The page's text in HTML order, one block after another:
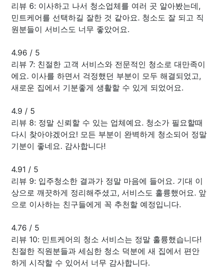
리뷰 6: 이사하고 나서 청소업체를 여러 곳 알아봤는데,
민트케어를 선택하길 잘한 것 같아요. 청소도 잘 되고 직
원분들이 서비스도 너무 좋았어요.
4.96 / 5
리뷰 7: 친절한 고객 서비스와 전문적인 청소로 대만족이
에요. 이사를 하면서 걱정했던 부분이 모두 해결되었고,
새로운 집에서 기분좋게 생활할 수 있게 되었어요.
4.9 / 5
리뷰 8: 정말 신뢰할 수 있는 업체예요. 청소가 필요할때
다시 찾아야겠어요! 모든 부분이 완벽하게 청소되어 정말
기분이 좋네요. 감사합니다!
4.91 / 5
리뷰 9: 입주청소한 결과가 정말 마음에 들어요. 기대 이
상으로 깨끗하게 정리해주셨고, 서비스도 훌륭했어요. 앞
으로 이사하는 친구들에게 꼭 추천할 예정입니다.
4.76 / 5
리뷰 10: 민트케어의 청소 서비스는 정말 훌륭했습니다!
친절한 직원분들과 세심한 청소 덕분에 새 집에서 편안
하게 시작할 수 있어서 너무 감사합니다.